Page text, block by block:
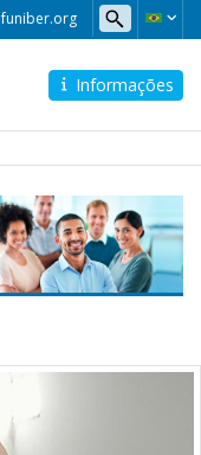
funiber.org
Informações